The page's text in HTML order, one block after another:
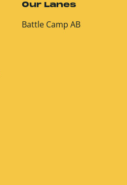
Our Lanes
Battle Camp AB